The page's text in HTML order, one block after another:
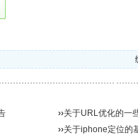
››关于URL优化的一
››关于iphone定位的